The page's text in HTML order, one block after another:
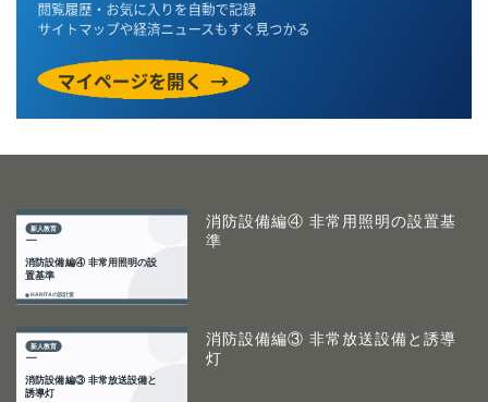
消防設備編④ 非常用照明の設置基
準
消防設備編③ 非常放送設備と誘導
灯